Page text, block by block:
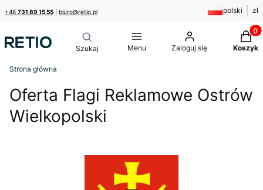
+48 731 89 15 55 biuro@retio.pl polski zł
Menu Zaloguj się Koszyk
Strona główna
Oferta Flagi Reklamowe Ostrów
Wielkopolski